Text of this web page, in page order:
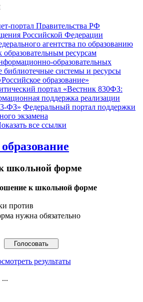
портал Правительства РФ
Российской Федерации
агентства по образованию
ресурсам
образовательных
библиотечные системы и ресурсы
образование»
портал «Вестник 830ФЗ:
поддержка реализации
ФЗ» Федеральный портал поддержки
экзамена
все ссылки
школьной форме
к школьной форме
против
нужна обязательно
результаты
...